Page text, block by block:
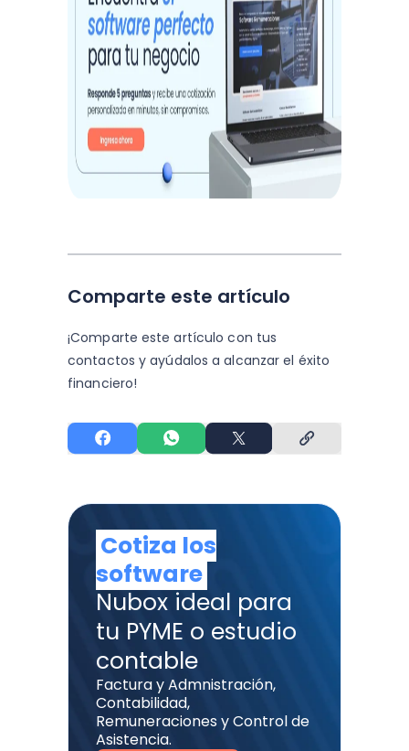
Comparte este artículo
¡Comparte este artículo con tus
contactos y ayúdalos a alcanzar el éxito
financiero!
Cotiza los
software
Nubox ideal para
tu PYME o estudio
contable
Factura y Admnistración,
Contabilidad,
Remuneraciones y Control de
Asistencia.